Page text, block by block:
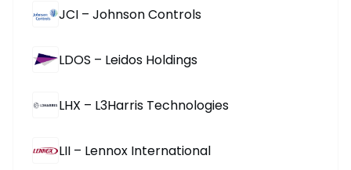
JCI – Johnson Controls
LDOS – Leidos Holdings
LHX – L3Harris Technologies
LII – Lennox International